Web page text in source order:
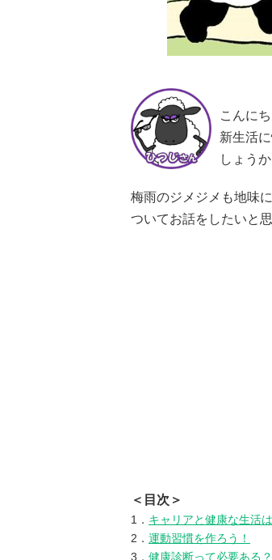
こんに
新生活
しょうか
梅雨のジメジメも地味
ついてお話をしたいと思
＜目次＞
1． キャリアと健康な生活
2． 運動習慣を作ろう！
3． 健康診断って必要ある？